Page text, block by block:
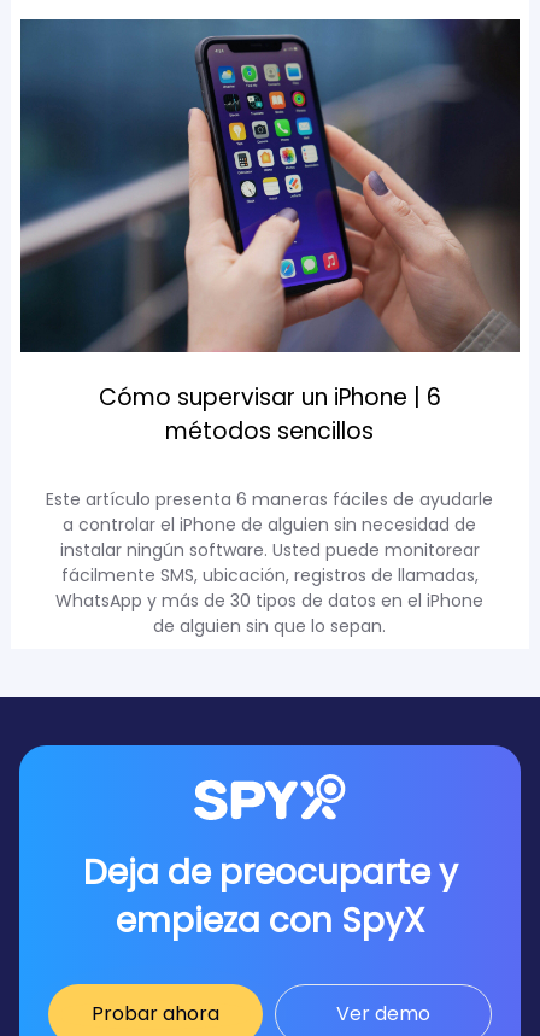
Cómo supervisar un iPhone | 6
métodos sencillos
Este artículo presenta 6 maneras fáciles de ayudarle
a controlar el iPhone de alguien sin necesidad de
instalar ningún software. Usted puede monitorear
fácilmente SMS, ubicación, registros de llamadas,
WhatsApp y más de 30 tipos de datos en el iPhone
de alguien sin que lo sepan.
Deja de preocuparte y
empieza con SpyX
Probar ahora Ver demo